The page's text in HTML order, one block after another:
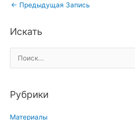
← Предыдущая Запись
Искать
о
с
Рубрики
Материалы